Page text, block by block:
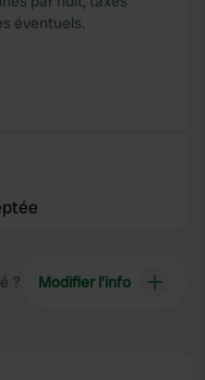
that you’ve
from your use
éventuels.
? Modifier l’info